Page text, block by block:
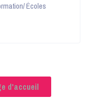
Écoles
d'accueil